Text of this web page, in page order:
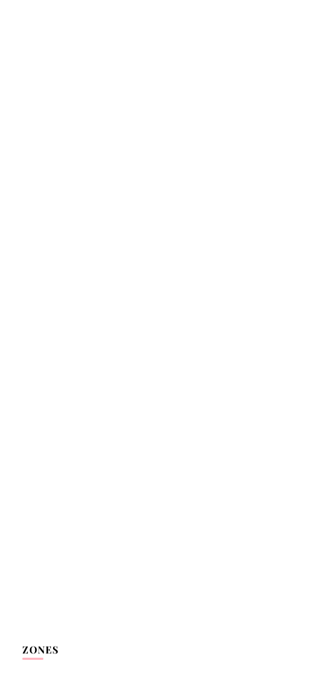
ZONES